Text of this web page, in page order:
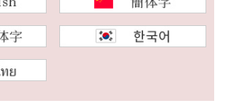
SALE
件で商品を絞り込む